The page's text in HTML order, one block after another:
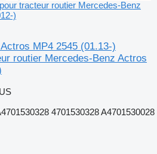
tracteur routier Mercedes-Benz
)
MP4 2545 (01.13-)
routier Mercedes-Benz Actros
4701530328 A4701530028